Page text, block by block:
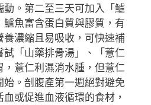
。第二至三天可加入「鱸
魚富含蛋白質與膠質，有
養濃縮且易吸收，可快速補
「山藥排骨湯」、「薏仁
薏仁利濕消水腫，但薏仁
始。剖腹產第一週絕對避免
或促進血液循環的食材，